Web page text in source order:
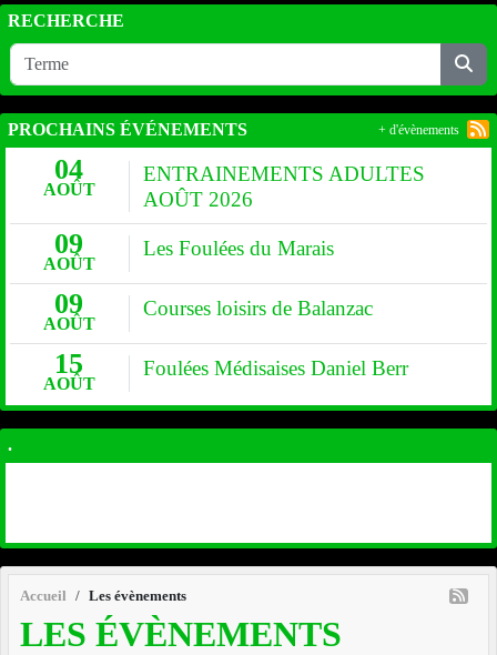
Accueil Les évènements
LES ÉVÈNEMENTS
RECHERCHE
PROCHAINS ÉVÉNEMENTS
04
AOÛT
ENTRAINEMENTS ADULTES
AOÛT 2026
09
AOÛT
Les Foulées du Marais
09
AOÛT
Courses loisirs de Balanzac
15
AOÛT
Foulées Médisaises Daniel Berr
+ d'évènements
.